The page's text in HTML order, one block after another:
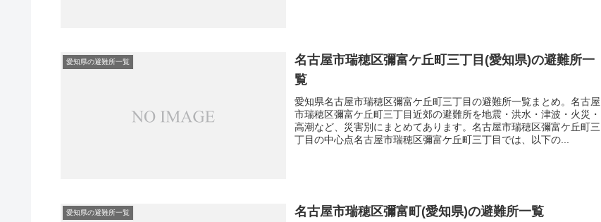
愛知県の避難所一覧
名古屋市瑞穂区彌富ケ丘町三丁目(愛知県)の避難所一
覧
愛知県名古屋市瑞穂区彌富ケ丘町三丁目の避難所一覧まとめ。名古屋
市瑞穂区彌富ケ丘町三丁目近郊の避難所を地震・洪水・津波・火災・
高潮など、災害別にまとめてあります。名古屋市瑞穂区彌富ケ丘町三
丁目の中心点名古屋市瑞穂区彌富ケ丘町三丁目では、以下の...
愛知県の避難所一覧 名古屋市瑞穂区彌富町(愛知県)の避難所一覧